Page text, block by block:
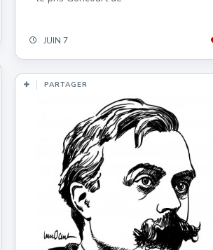
JUIN 7
PARTAGER